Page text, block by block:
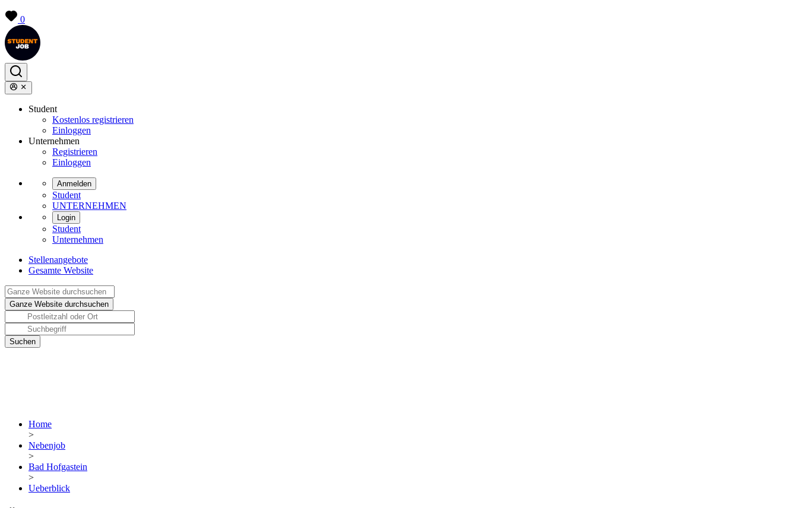
0
Student
Kostenlos registrieren
Einloggen
Unternehmen
Registrieren
Einloggen
Anmelden
Student
UNTERNEHMEN
Login
Student
Unternehmen
Stellenangebote
Gesamte Website
Home
>
Nebenjob
>
Bad Hofgastein
>
Ueberblick